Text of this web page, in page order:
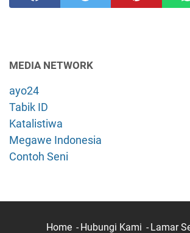
MEDIA NETWORK
ayo24
Tabik ID
Katalistiwa
Megawe Indonesia
Contoh Seni
Home Hubungi Kami Lamar